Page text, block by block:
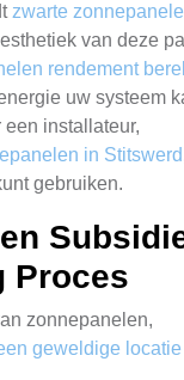
zwarte
van deze
rendement
uw systeem
installateur,
in Stitswerd
gebruiken.
Proces
zonnepanelen,
geweldige